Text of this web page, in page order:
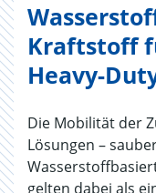
Kraftstoff
Heavy-
Die Mobilität der
Lösungen –
gelten dabei als